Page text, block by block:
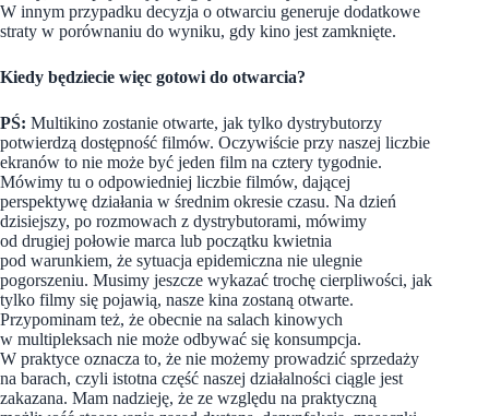
W innym przypadku decyzja o otwarciu generuje dodatkowe
straty w porównaniu do wyniku, gdy kino jest zamknięte.
Kiedy będziecie więc gotowi do otwarcia?
PŚ: Multikino zostanie otwarte, jak tylko dystrybutorzy
potwierdzą dostępność filmów. Oczywiście przy naszej liczbie
ekranów to nie może być jeden film na cztery tygodnie.
Mówimy tu o odpowiedniej liczbie filmów, dającej
perspektywę działania w średnim okresie czasu. Na dzień
dzisiejszy, po rozmowach z dystrybutorami, mówimy
od drugiej połowie marca lub początku kwietnia
pod warunkiem, że sytuacja epidemiczna nie ulegnie
pogorszeniu. Musimy jeszcze wykazać trochę cierpliwości, jak
tylko filmy się pojawią, nasze kina zostaną otwarte.
Przypominam też, że obecnie na salach kinowych
w multipleksach nie może odbywać się konsumpcja.
W praktyce oznacza to, że nie możemy prowadzić sprzedaży
na barach, czyli istotna część naszej działalności ciągle jest
zakazana. Mam nadzieję, że ze względu na praktyczną